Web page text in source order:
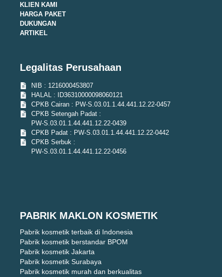
KLIEN KAMI
HARGA PAKET
DUKUNGAN
ARTIKEL
Legalitas Perusahaan
NIB : 1216000453807
HALAL : ID36310000098060121
CPKB Cairan : PW-S.03.01.1.44.441.12.22-0457
CPKB Setengah Padat :
PW-S.03.01.1.44.441.12.22-0439
CPKB Padat : PW-S.03.01.1.44.441.12.22-0442
CPKB Serbuk :
PW-S.03.01.1.44.441.12.22-0456
PABRIK MAKLON KOSMETIK
Pabrik kosmetik terbaik di Indonesia
Pabrik kosmetik berstandar BPOM
Pabrik kosmetik Jakarta
Pabrik kosmetik Surabaya
Pabrik kosmetik murah dan berkualitas